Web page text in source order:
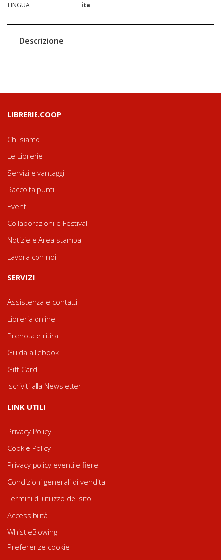
LINGUA
ita
Descrizione
LIBRERIE.COOP
Chi siamo
Le Librerie
Servizi e vantaggi
Raccolta punti
Eventi
Collaborazioni e Festival
Notizie e Area stampa
Lavora con noi
SERVIZI
Assistenza e contatti
Libreria online
Prenota e ritira
Guida all'ebook
Gift Card
Iscriviti alla Newsletter
LINK UTILI
Privacy Policy
Cookie Policy
Privacy policy eventi e fiere
Condizioni generali di vendita
Termini di utilizzo del sito
Accessibilità
WhistleBlowing
Preferenze cookie